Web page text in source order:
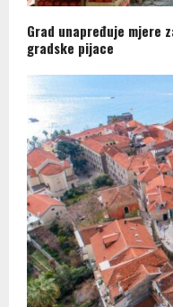
Grad unapređuje mjere
gradske pijace